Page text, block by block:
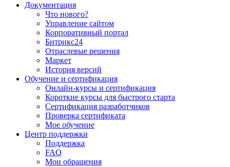
Документация
Что нового?
Управление сайтом
Корпоративный портал
Битрикс24
Отраслевые решения
Маркет
История версий
Обучение и сертификация
Онлайн-курсы и сертификация
Короткие курсы для быстрого старта
Сертификация разработчиков
Проверка сертификата
Мое обучение
Центр поддержки
Поддержка
FAQ
Мои обращения